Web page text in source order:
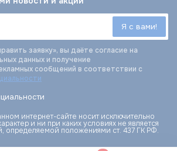
заявку», вы даёте согласие на
данных и получение
сообщений в соответствии с
интернет-сайте носит исключительно
и ни при каких условиях не является
определяемой положениями ст. 437 ГК РФ.